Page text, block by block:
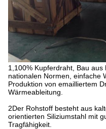
1,100% Kupferdraht, Bau
nationalen Normen, einfache
Produktion von emailliertem
Wärmeableitung.
2Der Rohstoff besteht aus
orientierten Siliziumstahl mit
Tragfähigkeit.